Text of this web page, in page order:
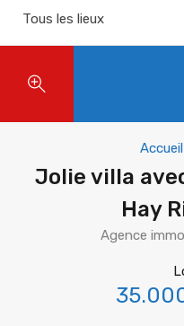
Tous les lieux
Accueil
Jolie villa
Hay
Agence